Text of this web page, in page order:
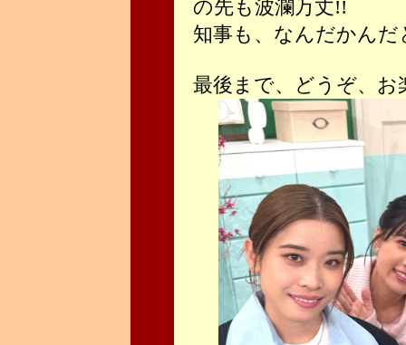
の先も波瀾万丈!!
知事も、なんだかん
最後まで、どうぞ、